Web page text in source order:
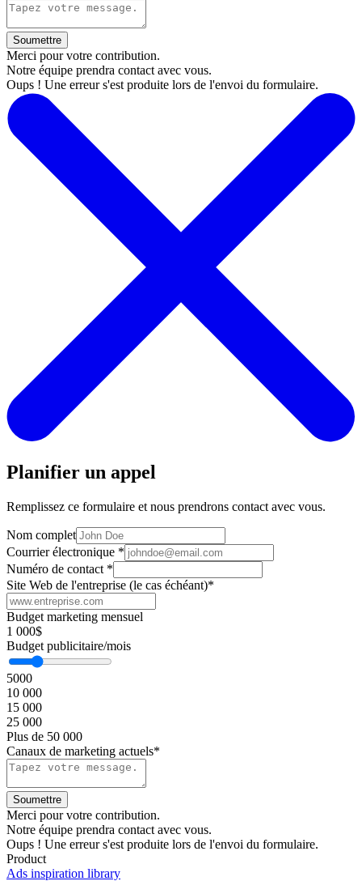
Merci pour votre contribution.
Notre équipe prendra contact avec vous.
Oups ! Une erreur s'est produite lors de l'envoi du formulaire.
Planifier un appel
Remplissez ce formulaire et nous prendrons contact avec vous.
Nom complet
Courrier électronique *
Numéro de contact *
Site Web de l'entreprise (le cas échéant)*
Budget marketing mensuel
1 000$
Budget publicitaire/mois
5000
10 000
15 000
25 000
Plus de 50 000
Canaux de marketing actuels*
Merci pour votre contribution.
Notre équipe prendra contact avec vous.
Oups ! Une erreur s'est produite lors de l'envoi du formulaire.
Product
Ads inspiration library